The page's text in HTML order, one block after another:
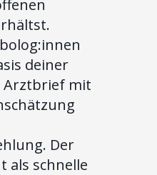
deiner
Arztbrief mit
Der
als schnelle